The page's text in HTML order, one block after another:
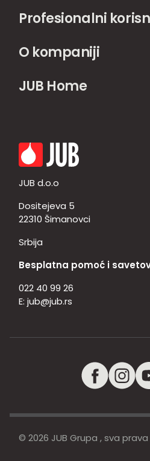
Profesionalni
O kompaniji
JUB Home
JUB d.o.o
Dositejeva 5
22310 Šimanovci
Srbija
Besplatna pomoć i
022 40 99 26
E: jub@jub.rs
© 2026 JUB Grupa , sva